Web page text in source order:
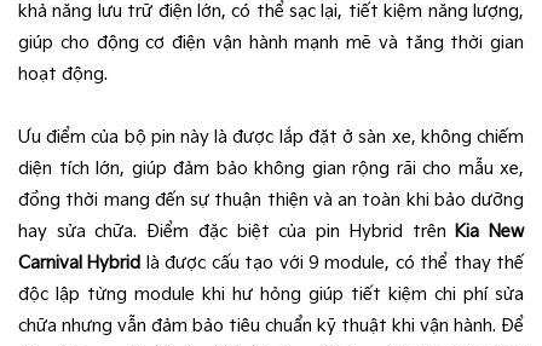
khả năng lưu trữ điện lớn, có thể sạc lại, tiết kiệm năng lượng,
giúp cho động cơ điện vận hành mạnh mẽ và tăng thời gian
hoạt động.
Ưu điểm của bộ pin này là được lắp đặt ở sàn xe, không chiếm
diện tích lớn, giúp đảm bảo không gian rộng rãi cho mẫu xe,
đồng thời mang đến sự thuận thiện và an toàn khi bảo dưỡng
hay sửa chữa. Điểm đặc biệt của pin Hybrid trên Kia New
Carnival Hybrid là được cấu tạo với 9 module, có thể thay thế
độc lập từng module khi hư hỏng giúp tiết kiệm chi phí sửa
chữa nhưng vẫn đảm bảo tiêu chuẩn kỹ thuật khi vận hành. Để